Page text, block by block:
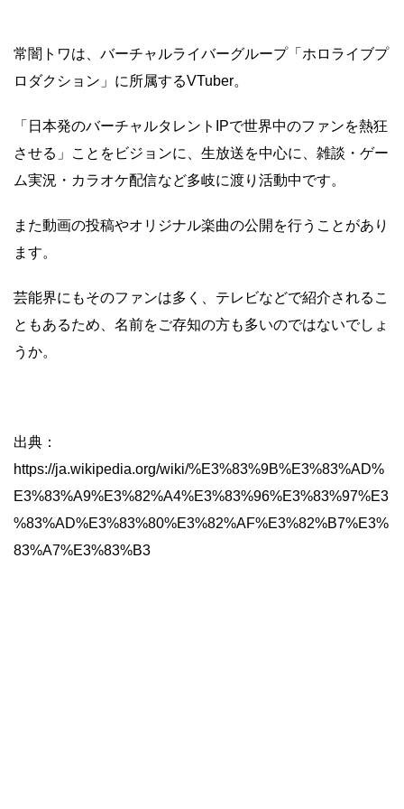
常闇トワは、バーチャルライバーグループ「ホロライブプ
ロダクション」に所属するVTuber。
「日本発のバーチャルタレントIPで世界中のファンを熱狂
させる」ことをビジョンに、生放送を中心に、雑談・ゲー
ム実況・カラオケ配信など多岐に渡り活動中です。
また動画の投稿やオリジナル楽曲の公開を行うことがあり
ます。
芸能界にもそのファンは多く、テレビなどで紹介されるこ
ともあるため、名前をご存知の方も多いのではないでしょ
うか。
出典：
https://ja.wikipedia.org/wiki/%E3%83%9B%E3%83%AD%
E3%83%A9%E3%82%A4%E3%83%96%E3%83%97%E3
%83%AD%E3%83%80%E3%82%AF%E3%82%B7%E3%
83%A7%E3%83%B3